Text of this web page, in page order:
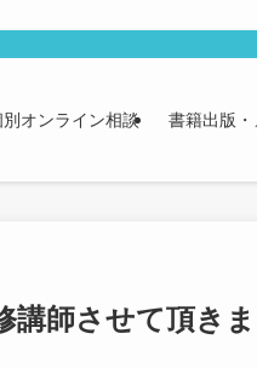
別オンライン相談 書籍出版
講師させて頂き